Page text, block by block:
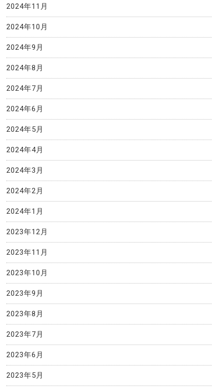
2024年11月
2024年10月
2024年9月
2024年8月
2024年7月
2024年6月
2024年5月
2024年4月
2024年3月
2024年2月
2024年1月
2023年12月
2023年11月
2023年10月
2023年9月
2023年8月
2023年7月
2023年6月
2023年5月